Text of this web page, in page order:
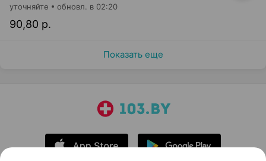
90,80 р.
уточняйте обновл. в 02:20
Показать еще